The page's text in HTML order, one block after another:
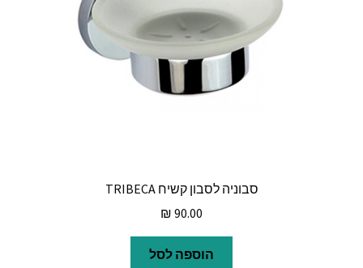
סבוניה לסבון קשיח TRIBECA
₪ 90.00
הוספה לסל